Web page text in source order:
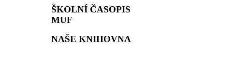
ŠKOLNÍ ČASOPIS
MUF
NAŠE KNIHOVNA